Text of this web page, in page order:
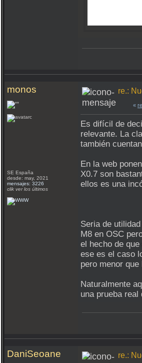
monos
SE España
desde: may, 2021
mensajes: 3226
clik ver los últimos
re.:
«
Es difícil de
relevante. La
también
En la web
X0.7 son
ellos es una
Seria de
M8 en OSC
el hecho de
ese es el caso
pero menor
Naturalmente
una prueba
DaniSeoane re.: